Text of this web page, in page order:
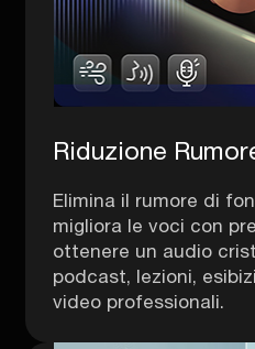
Riduzione
Elimina il rumore di
migliora le voci con
ottenere un audio
podcast, lezioni,
video professionali.